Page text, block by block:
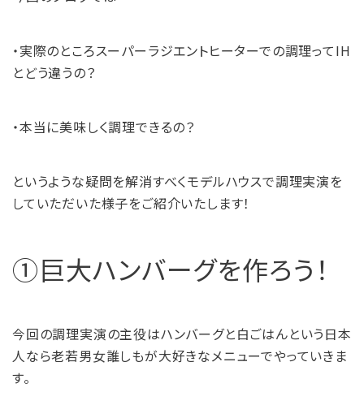
・実際のところスーパーラジエントヒーターでの調理ってIH
とどう違うの？
・本当に美味しく調理できるの？
というような疑問を解消すべくモデルハウスで調理実演を
していただいた様子をご紹介いたします！
①巨大ハンバーグを作ろう！
今回の調理実演の主役はハンバーグと白ごはんという日本
人なら老若男女誰しもが大好きなメニューでやっていきま
す。